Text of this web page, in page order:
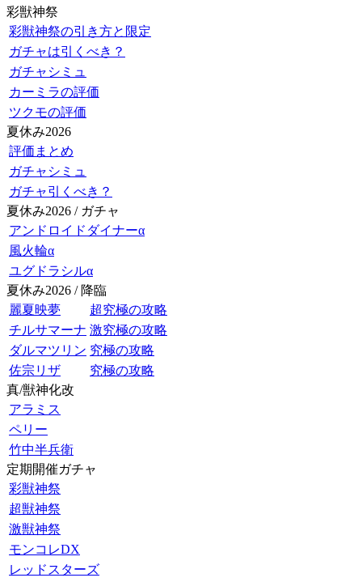
彩獣神祭
彩獣神祭の引き方と限定
ガチャは引くべき？
ガチャシミュ
カーミラの評価
ツクモの評価
夏休み2026
評価まとめ
ガチャシミュ
ガチャ引くべき？
夏休み2026 / ガチャ
アンドロイドダイナーα
風火輪α
ユグドラシルα
夏休み2026 / 降臨
麗夏映夢
超究極の攻略
チルサマーナ 激究極の攻略
ダルマツリン 究極の攻略
佐宗リザ
究極の攻略
真/獣神化改
アラミス
ペリー
竹中半兵衛
定期開催ガチャ
彩獣神祭
超獣神祭
激獣神祭
モンコレDX
レッドスターズ